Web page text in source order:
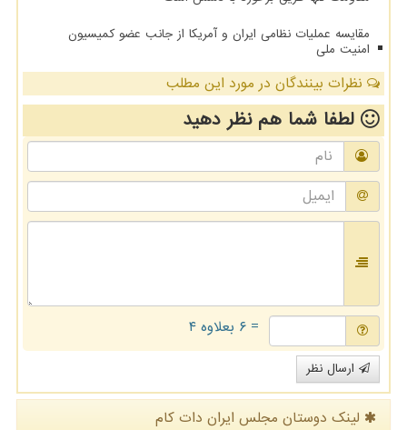
مقایسه عملیات نظامی ایران و آمریکا از جانب عضو کمیسیون
امنیت ملی
نظرات بینندگان در مورد این مطلب
لطفا شما همنظر دهید
= ۶ بعلاوه ۴
ارسال نظر
لینک دوستان مجلس ایران دات كام